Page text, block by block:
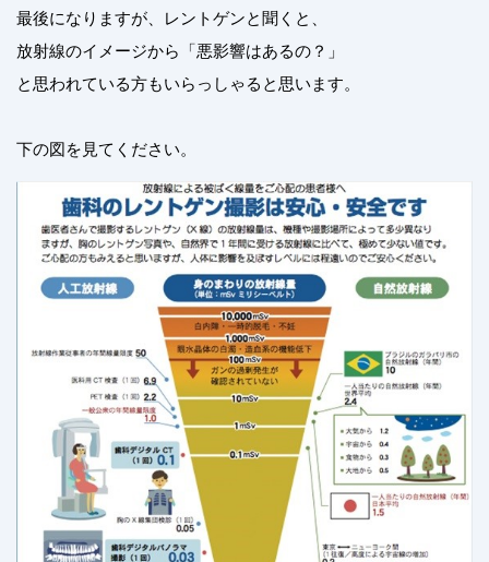
最後になりますが、レントゲンと聞くと、
放射線のイメージから「悪影響はあるの？」
と思われている方もいらっしゃると思います。
下の図を見てください。